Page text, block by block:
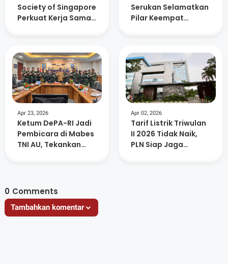
Society of Singapore
Perkuat Kerja Sama
Serukan Selamatkan
Pilar Keempat
Apr 23, 2026
Ketum DePA-RI Jadi
Pembicara di Mabes
TNI AU, Tekankan
Apr 02, 2026
Tarif Listrik Triwulan
II 2026 Tidak Naik,
PLN Siap Jaga
0 Comments
Tambahkan komentar